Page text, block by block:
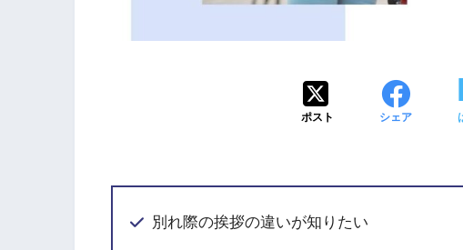
ポスト シェア
別れ際の挨拶の違いが知りたい